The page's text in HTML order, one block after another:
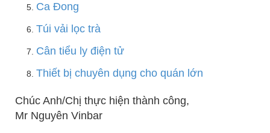
Ca Đong
Túi vải lọc trà
Cân tiểu ly điện tử
Thiết bị chuyên dụng cho quán lớn
Chúc Anh/Chị thực hiện thành công,
Mr Nguyên Vinbar